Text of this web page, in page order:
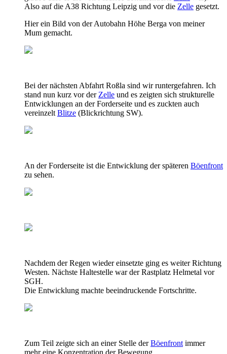
Also auf die A38 Richtung Leipzig und vor die Zelle gesetzt.
Hier ein Bild von der Autobahn Höhe Berga von meiner
Mum gemacht.
Bei der nächsten Abfahrt Roßla sind wir runtergefahren. Ich
stand nun kurz vor der Zelle und es zeigten sich strukturelle
Entwicklungen an der Forderseite und es zuckten auch
vereinzelt Blitze (Blickrichtung SW).
An der Forderseite ist die Entwicklung der späteren Böenfront
zu sehen.
Nachdem der Regen wieder einsetzte ging es weiter Richtung
Westen. Nächste Haltestelle war der Rastplatz Helmetal vor
SGH.
Die Entwicklung machte beeindruckende Fortschritte.
Zum Teil zeigte sich an einer Stelle derBöenfront immer